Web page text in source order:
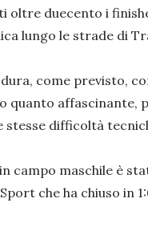
oltre duecento i
lungo le strade di
come previsto,
quanto affascinante,
stesse difficoltà
campo maschile è
che ha chiuso in